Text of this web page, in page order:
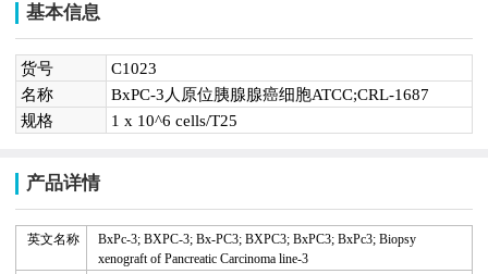
基本信息
货号
C1023
名称
BxPC-3人原位胰腺腺癌细胞ATCC;CRL-1687
规格
1 x 10^6 cells/T25
产品详情
英文名称 BxPc-3; BXPC-3; Bx-PC3; BXPC3; BxPC3; BxPc3; Biopsy
xenograft of Pancreatic Carcinoma line-3